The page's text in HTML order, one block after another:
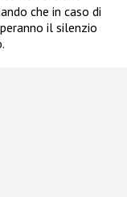
che in caso di
il silenzio